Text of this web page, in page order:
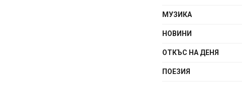
МУЗИКА
НОВИНИ
ОТКЪС НА ДЕНЯ
ПОЕЗИЯ